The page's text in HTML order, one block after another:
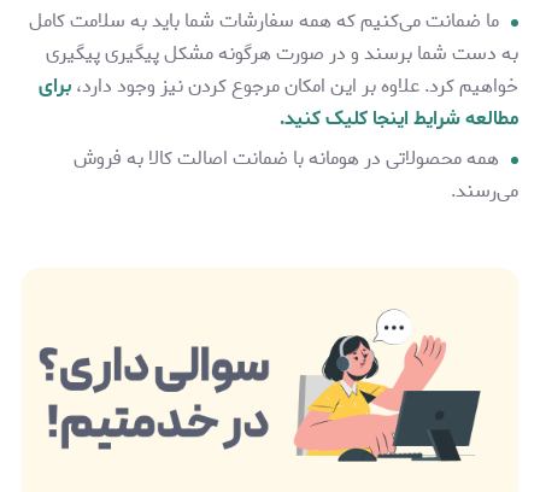
ما ضمانت می‌کنیم که همه سفارشات شما باید به سلامت کامل
به دست شما برسند و در صورت هرگونه مشکل پیگیری پیگیری
خواهیم کرد. علاوه بر این امکان مرجوع کردن نیز وجود دارد،برای
مطالعه شرایط اینجا کلیک کنید.
همه محصولاتی در هومانه با ضمانت اصالت کالا به فروش
می‌رسند.